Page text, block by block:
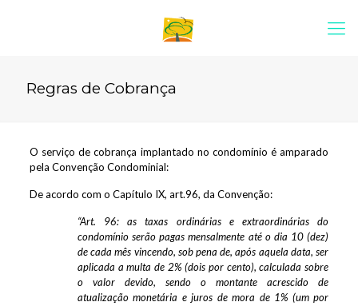
Regras de Cobrança
O serviço de cobrança implantado no condomínio é amparado
pela Convenção Condominial:
De acordo com o Capítulo IX, art.96, da Convenção:
“Art. 96: as taxas ordinárias e extraordinárias do
condomínio serão pagas mensalmente até o dia 10 (dez)
de cada mês vincendo, sob pena de, após aquela data, ser
aplicada a multa de 2% (dois por cento), calculada sobre
o valor devido, sendo o montante acrescido de
atualização monetária e juros de mora de 1% (um por